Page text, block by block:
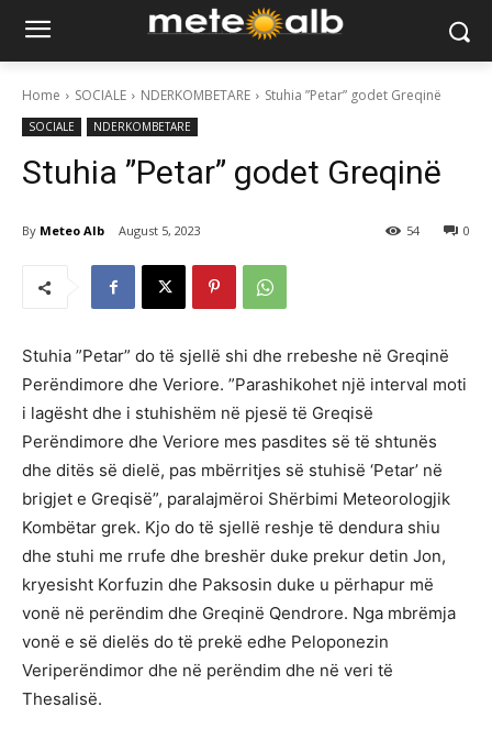
Home SOCIALE NDERKOMBETARE Stuhia ”Petar” godet Greqinë
SOCIALE NDERKOMBETARE
Stuhia ”Petar” godet Greqinë
By Meteo Alb August 5, 2023 0
54
Stuhia ”Petar” do të sjellë shi dhe rrebeshe në Greqinë
Perëndimore dhe Veriore. ”Parashikohet një interval moti
i lagësht dhe i stuhishëm në pjesë të Greqisë
Perëndimore dhe Veriore mes pasdites së të shtunës
dhe ditës së dielë, pas mbërritjes së stuhisë ‘Petar’ në
brigjet e Greqisë”, paralajmëroi Shërbimi Meteorologjik
Kombëtar grek. Kjo do të sjellë reshje të dendura shiu
dhe stuhi me rrufe dhe breshër duke prekur detin Jon,
kryesisht Korfuzin dhe Paksosin duke u përhapur më
vonë në perëndim dhe Greqinë Qendrore. Nga mbrëmja
vonë e së dielës do të prekë edhe Peloponezin
Veriperëndimor dhe në perëndim dhe në veri të
Thesalisë.